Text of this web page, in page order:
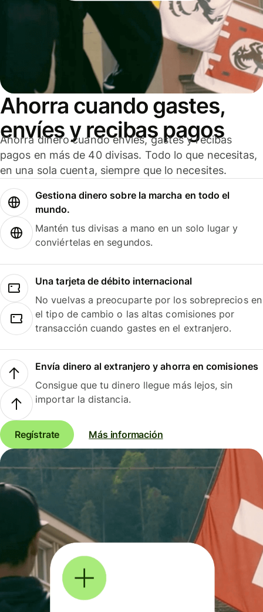
Ahorra cuando gastes,
envíes y recibas pagos
Ahorra dinero cuando envíes, gastes y recibas
pagos en más de 40 divisas. Todo lo que necesitas,
en una sola cuenta, siempre que lo necesites.
Gestiona dinero sobre la marcha en todo el
mundo.
Mantén tus divisas a mano en un solo lugar y
conviértelas en segundos.
Una tarjeta de débito internacional
No vuelvas a preocuparte por los sobreprecios en
el tipo de cambio o las altas comisiones por
transacción cuando gastes en el extranjero.
Envía dinero al extranjero y ahorra en comisiones
Consigue que tu dinero llegue más lejos, sin
importar la distancia.
Regístrate Más información